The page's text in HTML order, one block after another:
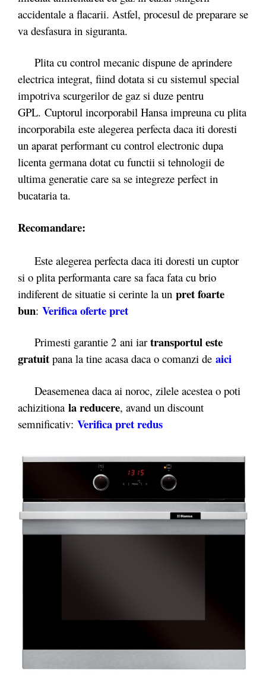
accidentale a flacarii. Astfel, procesul de preparare se
va desfasura in siguranta.
Plita cu control mecanic dispune de aprindere
electrica integrat, fiind dotata si cu sistemul special
impotriva scurgerilor de gaz si duze pentru
GPL. Cuptorul incorporabil Hansa impreuna cu plita
incorporabila este alegerea perfecta daca iti doresti
un aparat performant cu control electronic dupa
licenta germana dotat cu functii si tehnologii de
ultima generatie care sa se integreze perfect in
bucataria ta.
Recomandare:
Este alegerea perfecta daca iti doresti un cuptor
si o plita performanta care sa faca fata cu brio
indiferent de situatie si cerinte la un pret foarte
bun: Verifica oferte pret
Primesti garantie 2 ani iar transportul este
gratuit pana la tine acasa daca o comanzi de aici
Deasemenea daca ai noroc, zilele acestea o poti
achizitiona la reducere, avand un discount
semnificativ: Verifica pret redus